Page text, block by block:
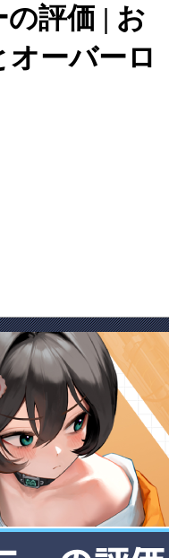
の評価 | お
ーバーロ